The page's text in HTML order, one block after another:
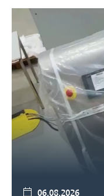
06.08.2026